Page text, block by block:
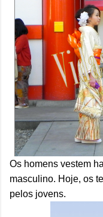
Os homens vestem
masculino. Hoje, os
pelos jovens.